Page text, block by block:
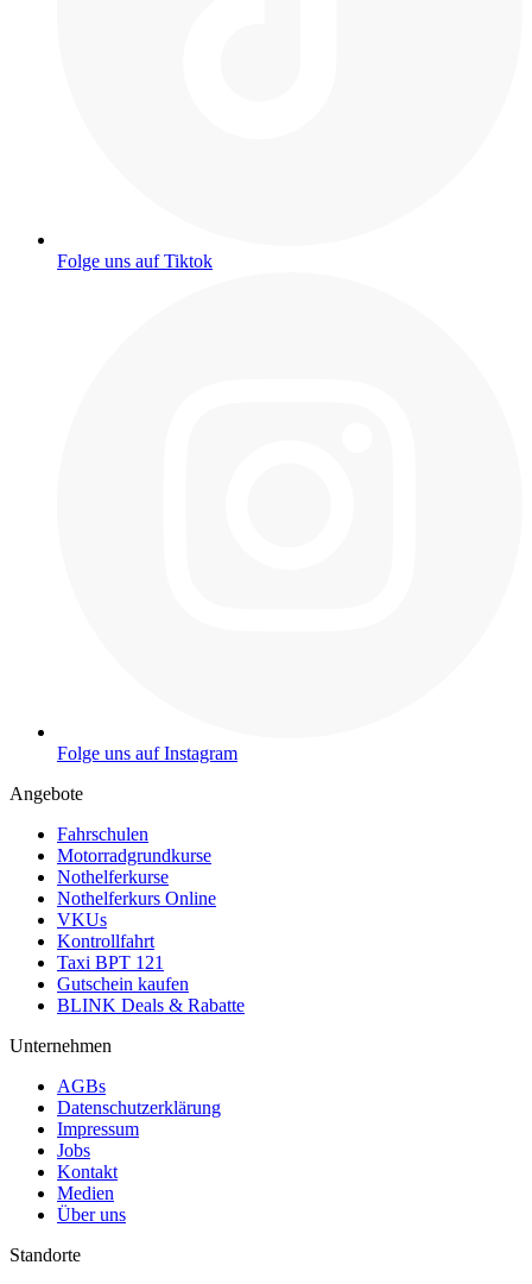
Folge uns auf Tiktok
Folge uns auf Instagram
Angebote
Fahrschulen
Motorradgrundkurse
Nothelferkurse
Nothelferkurs Online
VKUs
Kontrollfahrt
Taxi BPT 121
Gutschein kaufen
BLINK Deals & Rabatte
Unternehmen
AGBs
Datenschutzerklärung
Impressum
Jobs
Kontakt
Medien
Über uns
Standorte